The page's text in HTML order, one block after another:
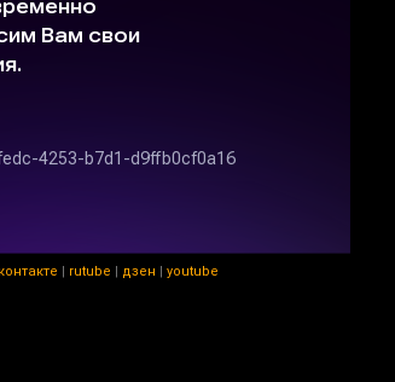
| rutube | дзен | youtube